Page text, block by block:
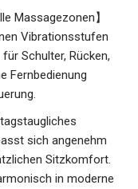
Massagezonen】
Vibrationsstufen
Schulter, Rücken,
Fernbedienung
sich angenehm
Sitzkomfort.
in moderne